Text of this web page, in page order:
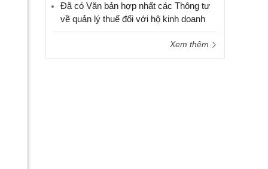
Đã có Văn bản hợp nhất các Thông tư
về quản lý thuế đối với hộ kinh doanh
Xem thêm